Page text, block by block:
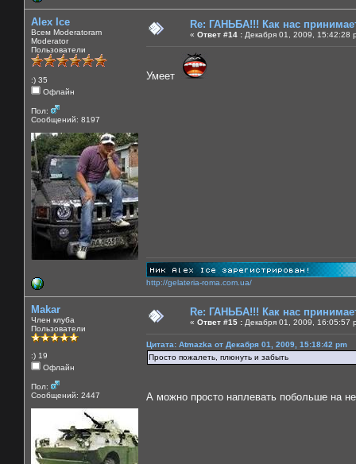
Alex Ice
Всем Moderatoram
Moderator
Пользователи
:) 35
Офлайн
Пол:
Сообщений: 8197
Re: ГАНЬБА!!! Как нас
« Ответ #14 : Декабря 01, 2009, 15:42:28
Умеет
http://gelateria-roma.com.ua/
Makar
Член клуба
Пользователи
:) 19
Офлайн
Пол:
Сообщений: 2447
Re: ГАНЬБА!!! Как нас
« Ответ #15 : Декабря 01, 2009, 16:05:57
Цитата: Atmazka от Декабря 01, 2009, 15:18:42 pm
Просто пожалеть, плюнуть и забыть
А можно просто наплевать побольше на